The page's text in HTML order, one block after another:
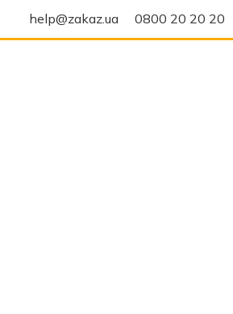
help@zakaz.ua 0800 20 20 20